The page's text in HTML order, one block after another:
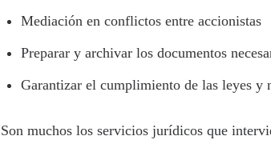
Mediación en conflictos entre accionistas
Preparar y archivar los documentos
Garantizar el cumplimiento de las leyes y
Son muchos los servicios jurídicos que